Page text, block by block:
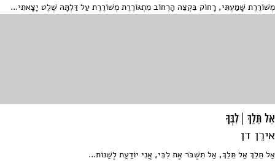
מְשׁוֹרֶרֶת שָׁמַעְתִּי, רָחוֹק בִּקְצֵה הָרְחוֹב מִתְגּוֹרֶרֶת מְשׁוֹרֶרֶת עַל דַּלְתָּהּ שֶׁלֶט יָצָאתִי...
אַל תֵּלֵךְ | לִבְּךָ
אירֵן דן
אַל תֵּלֵךְ אַל תֵּלֵךְ, אַל תִּשְׁבֹּר אֶת לִבִּי, אֲנִי יוֹדַעַת לְשַׁנּוֹת...